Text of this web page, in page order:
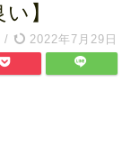
】
/ 2022年7月29日